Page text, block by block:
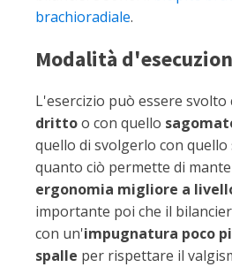
brachioradiale.
Modalità
L'esercizio può essere svolto
drittoo con quello
quello di svolgerlo con
quanto ciò permette di
ergonomia migliore a
importante poi che il
con un'impugnatura poco
spalle per rispettare il